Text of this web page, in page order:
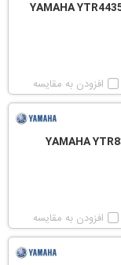
افزودن به مقایسه
افزودن به مقایسه